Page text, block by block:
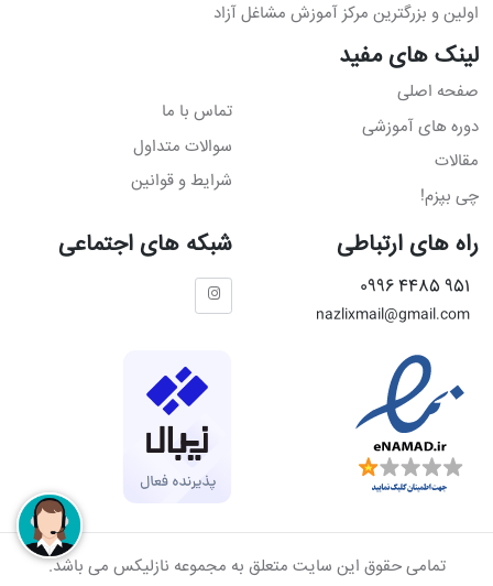
اولین و بزرگترین مرکز آموزش مشاغل آزاد
لینک های مفید
صفحه اصلی
دوره های آموزشی
مقالات
چی بپزم!
تماس با ما
سوالات متداول
شرایط و قوانین
راه های ارتباطی
951 4485 0996
nazlixmail@gmail.com
شبکه های اجتماعی
تمامی حقوق این سایت متعلق به مجموعه نازلیکس می باشد.